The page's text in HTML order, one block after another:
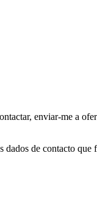
enviar-me a
de contacto que